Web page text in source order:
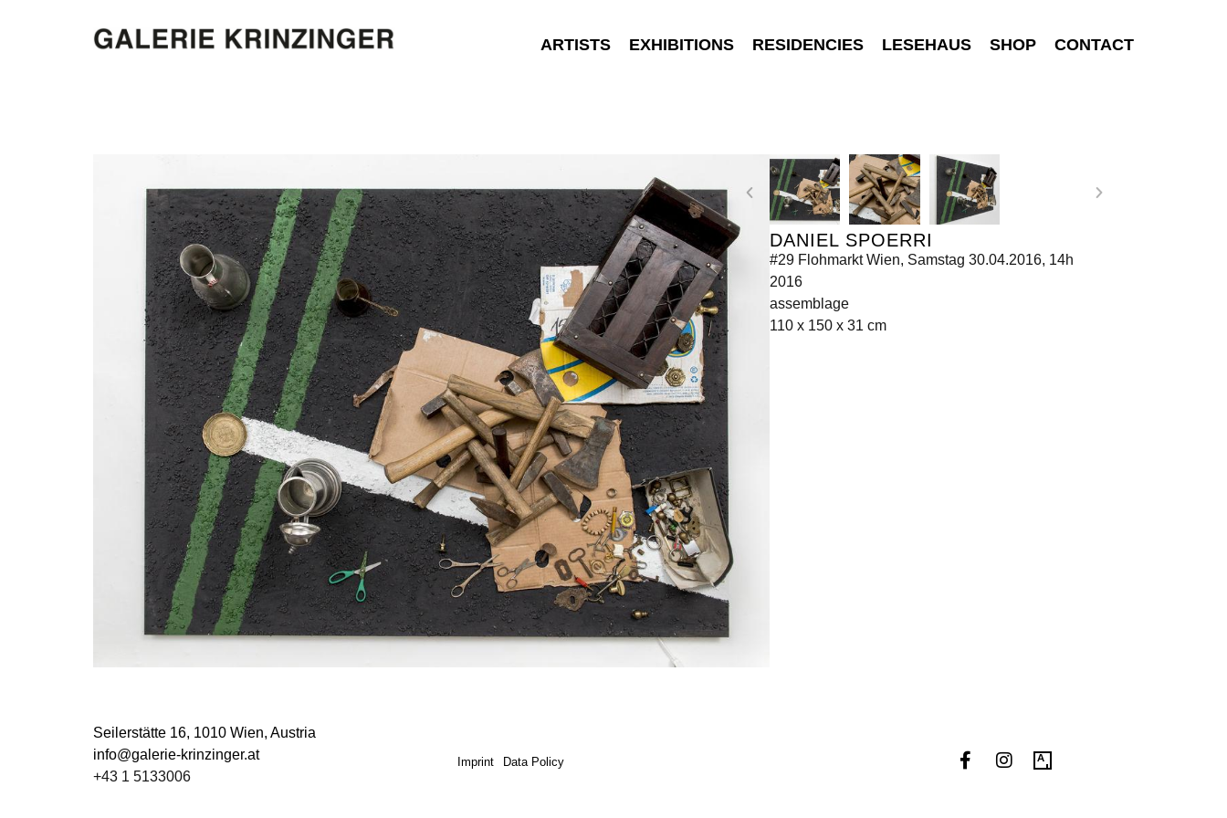
ARTISTS EXHIBITIONS RESIDENCIES LESEHAUS SHOP CONTACT
DANIEL SPOERRI
#29 Flohmarkt Wien, Samstag 30.04.2016, 14h
2016
assemblage
110 x 150 x 31 cm
Seilerstätte 16, 1010 Wien, Austria
info@galerie-krinzinger.at
+43 1 5133006
Imprint Data Policy